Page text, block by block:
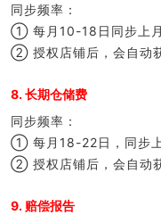
同步频率：
① 每月10-18日同步上
② 授权店铺后，会自动
8. 长期仓储费
同步频率：
① 每月18-22日，同步
② 授权店铺后，会自动
9. 赔偿报告